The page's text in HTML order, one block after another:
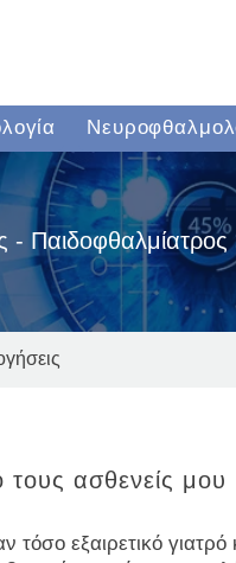
Παιδοφθαλμίατρος
τους ασθενείς μου
τόσο εξαιρετικό